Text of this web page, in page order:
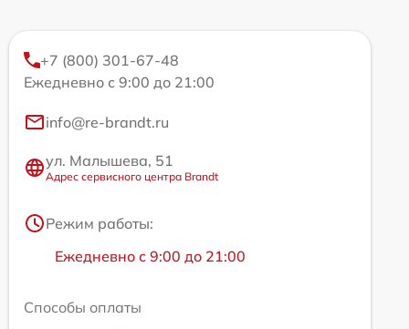
+7 (800) 301-67-48
Ежедневно с 9:00 до 21:00
info@re-brandt.ru
ул. Малышева, 51
Адрес сервисного центра Brandt
Режим работы:
Ежедневно с 9:00 до 21:00
Способы оплаты